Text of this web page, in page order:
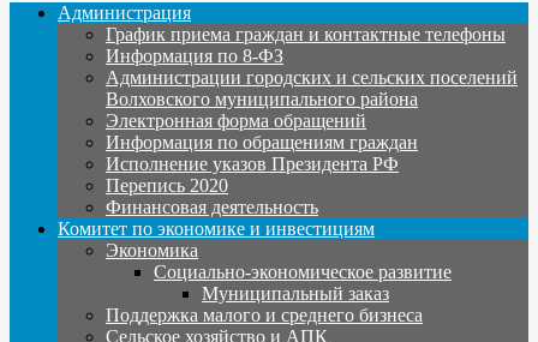
Администрация
График приема граждан и контактные телефоны
Информация по 8-ФЗ
Администрации городских и сельских поселений
Волховского муниципального района
Электронная форма обращений
Информация по обращениям граждан
Исполнение указов Президента РФ
Перепись 2020
Финансовая деятельность
Комитет по экономике и инвестициям
Экономика
Социально-экономическое развитие
Муниципальный заказ
Поддержка малого и среднего бизнеса
Сельское хозяйство и АПК